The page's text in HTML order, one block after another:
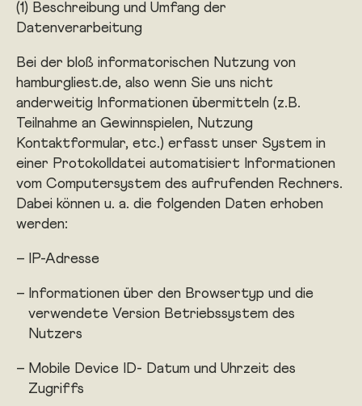
(1) Beschreibung und Umfang der
Datenverarbeitung
Bei der bloß informatorischen Nutzung von
hamburgliest.de, also wenn Sie uns nicht
anderweitig Informationen übermitteln (z.B.
Teilnahme an Gewinnspielen, Nutzung
Kontaktformular, etc.) erfasst unser System in
einer Protokolldatei automatisiert Informationen
vom Computersystem des aufrufenden Rechners.
Dabei können u. a. die folgenden Daten erhoben
werden:
IP-Adresse
Informationen über den Browsertyp und die
verwendete Version Betriebssystem des
Nutzers
Mobile Device ID- Datum und Uhrzeit des
Zugriffs